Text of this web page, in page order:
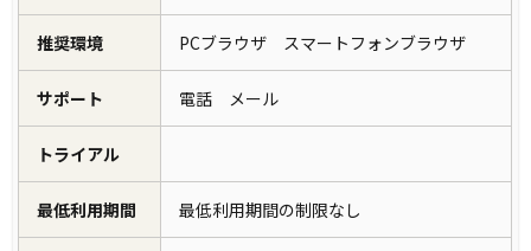
推奨環境 PCブラウザ スマートフォンブラウザ
サポート 電話 メール
トライアル
最低利用期間 最低利用期間の制限なし